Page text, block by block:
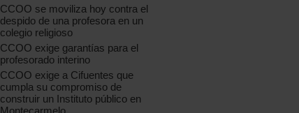
CCOO se moviliza hoy contra el
despido de una profesora en un
colegio religioso
CCOO exige garantías para el
profesorado interino
CCOO exige a Cifuentes que
cumpla su compromiso de
construir un Instituto público en
Montecarmelo